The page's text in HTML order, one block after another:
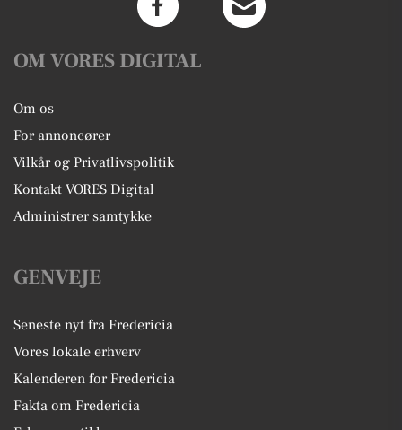
OM VORES DIGITAL
Om os
For annoncører
Vilkår og Privatlivspolitik
Kontakt VORES Digital
Administrer samtykke
GENVEJE
Seneste nyt fra Fredericia
Vores lokale erhverv
Kalenderen for Fredericia
Fakta om Fredericia